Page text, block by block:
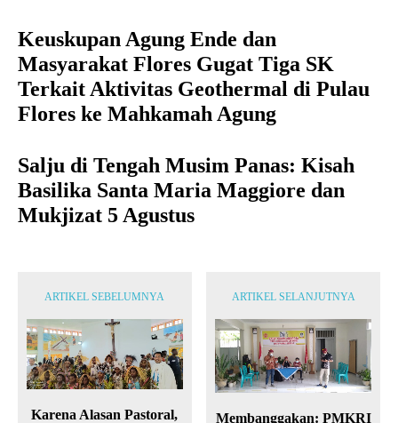
Keuskupan Agung Ende dan
Masyarakat Flores Gugat Tiga SK
Terkait Aktivitas Geothermal di Pulau
Flores ke Mahkamah Agung
Salju di Tengah Musim Panas: Kisah
Basilika Santa Maria Maggiore dan
Mukjizat 5 Agustus
ARTIKEL SEBELUMNYA
Karena Alasan Pastoral,
ARTIKEL SELANJUTNYA
Membanggakan: PMKRI